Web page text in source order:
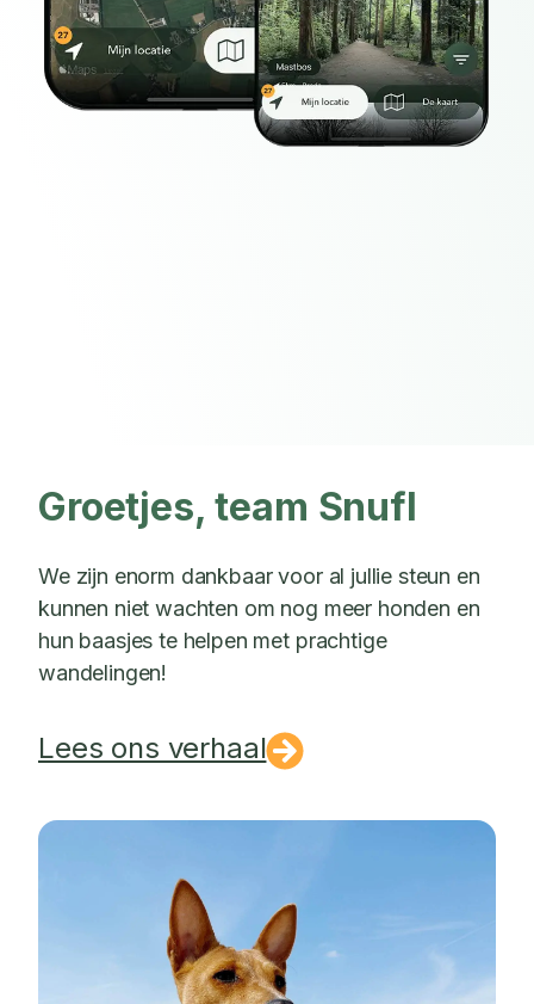
Groetjes, team Snufl
We zijn enorm dankbaar voor al jullie steun en
kunnen niet wachten om nog meer honden en
hun baasjes te helpen met prachtige
wandelingen!
Lees ons verhaal